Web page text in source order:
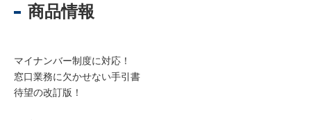
商品情報
マイナンバー制度に対応！
窓口業務に欠かせない手引書
待望の改訂版！